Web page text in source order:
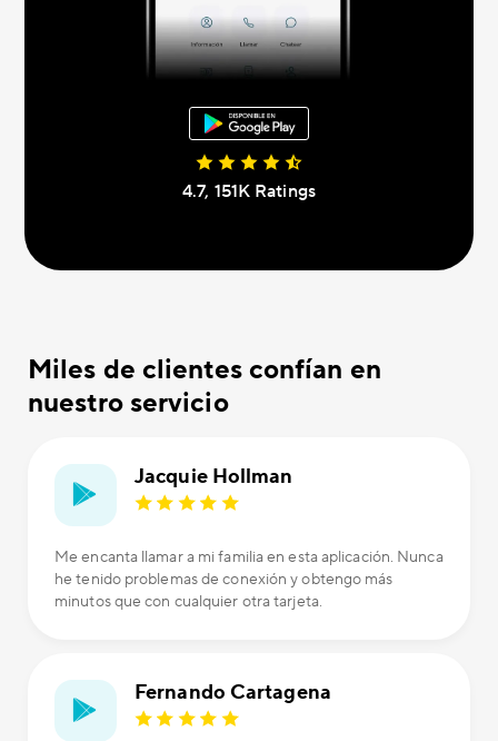
4.7, 151K Ratings
Miles de clientes confían en
nuestro servicio
Jacquie Hollman
Me encanta llamar a mi familia en esta aplicación. Nunca
he tenido problemas de conexión y obtengo más
minutos que con cualquier otra tarjeta.
Fernando Cartagena